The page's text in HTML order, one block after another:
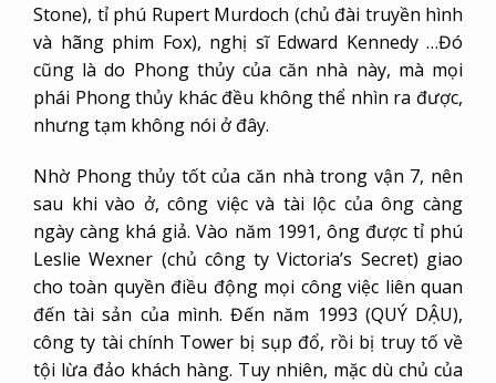
Stone), tỉ phú Rupert Murdoch (chủ đài truyền hình
và hãng phim Fox), nghị sĩ Edward Kennedy …Đó
cũng là do Phong thủy của căn nhà này, mà mọi
phái Phong thủy khác đều không thể nhìn ra được,
nhưng tạm không nói ở đây.
Nhờ Phong thủy tốt của căn nhà trong vận 7, nên
sau khi vào ở, công việc và tài lộc của ông càng
ngày càng khá giả. Vào năm 1991, ông được tỉ phú
Leslie Wexner (chủ công ty Victoria’s Secret) giao
cho toàn quyền điều động mọi công việc liên quan
đến tài sản của mình. Đến năm 1993 (QUÝ DẬU),
công ty tài chính Tower bị sụp đổ, rồi bị truy tố về
tội lừa đảo khách hàng. Tuy nhiên, mặc dù chủ của